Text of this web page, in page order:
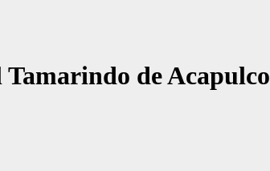
Tamarindo de Acapulco